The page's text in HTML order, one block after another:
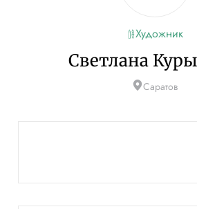
Художник
Светлана
Саратов